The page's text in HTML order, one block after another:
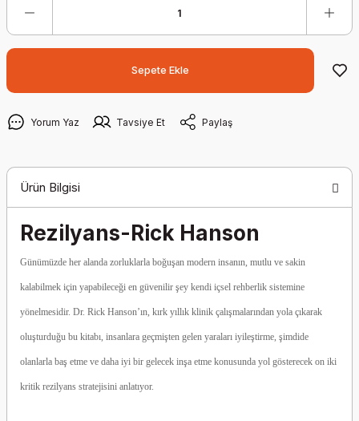
Sepete Ekle
Yorum Yaz Tavsiye Et Paylaş
Ürün Bilgisi
Rezilyans-Rick Hanson
Günümüzde her alanda zorluklarla boğuşan modern insanın, mutlu ve sakin
kalabilmek için yapabileceği en güvenilir şey kendi içsel rehberlik sistemine
yönelmesidir. Dr. Rick Hanson’ın, kırk yıllık klinik çalışmalarından yola çıkarak
oluşturduğu bu kitabı, insanlara geçmişten gelen yaraları iyileştirme, şimdide
olanlarla baş etme ve daha iyi bir gelecek inşa etme konusunda yol gösterecek on iki
kritik rezilyans stratejisini anlatıyor.